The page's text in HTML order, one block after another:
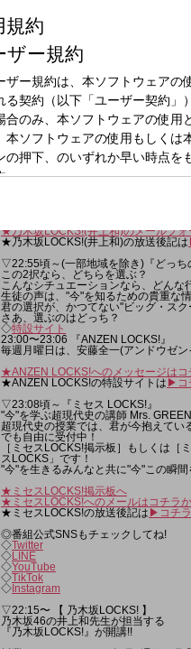
▽22:30頃～『生放送教室②』＜こもり
▽22:55頃～(一部地域を除き)『どっち
▽23:00頃～ 『ANZEN LOCKS!』
▽23:08頃～『ミセスLOCKS!』＜Mrs.
▽23:30頃～『生放送教室③』＜こもり
各曜日の詳しい時間割は SCHOOL OF
---今夜の各LOCKS!の授業内容はコチ
▽22:18頃～『乃木坂LOCKS!(井上和)』
“和（なぎ）の講師” 乃木坂46・5期生
今夜の授業は…和先生が大好きなアニ
ことは分かってますが大好きだから語
メッセージは「乃木坂46(井上和)掲示
ハッシュタグは「#乃木坂LOCKS」です
★乃木坂LOCKS!(井上和)のメールフォ
★乃木坂LOCKS!(井上和)の放送後記は
▽22:55頃～(一部地域を除き)『どっち
この2択なら、どちらを選ぶ？
こんなシチュエーションなら、どんな
生徒の声は、"今"を知るための貴重な情
君の選択が、かつてない"ビッグ・ス
さあ、選ぶのはどっち？
◇特設サイト
23:00〜23:06 『ANZEN LOCKS!』
毎週月曜日は、安藤全一(アンドウゼ
★ANZEN LOCKS!へのメッセージはコ
★ANZEN LOCKS!の特設サイトは ▶︎コ
▽23:08頃～『ミセス LOCKS!』
"今"を学ぶ超現代史の講師 Mrs.
超現代史の授業では、君が今抱えて
でも自由に受付中！
［ミセスLOCKS!掲示板］もしくは
スLOCKS」です！
"今"を生きるみんなと共に"今"この瞬
★ミセスLOCKS!掲示板へ
★ミセスLOCKS!へのメールはコチラ
★ミセスLOCKS!の放送後記は ▶︎コチ
◎番組公式SNSもチェックしてね!
◇Twitter
◇LINE
◇YouTube
◇TikTok
◇ Instagram
▽22:15〜 【 乃木坂LOCKS! 】
乃木坂46の井上和先生が担当する
『乃木坂LOCKS!』が開講!!